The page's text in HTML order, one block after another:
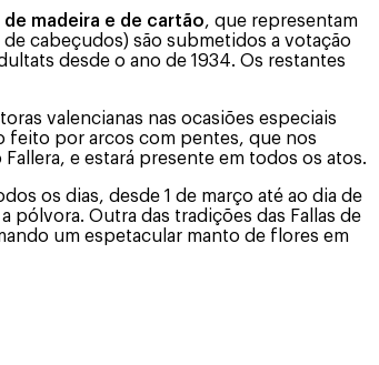
madeira e de cartão, que representam
cabeçudos) são submetidos a votação
desde o ano de 1934. Os restantes
valencianas nas ocasiões especiais
feito por arcos com pentes, que nos
e estará presente em todos os atos.
os dias, desde 1 de março até ao dia de
pólvora. Outra das tradições das Fallas de
um espetacular manto de flores em